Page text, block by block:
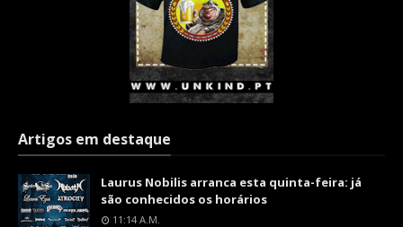
Artigos em destaque
Laurus Nobilis arranca esta quinta-feira: já
são conhecidos os horários
11:14 A.m.